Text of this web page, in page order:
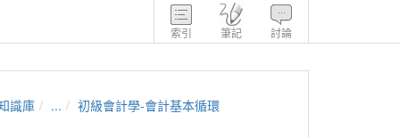
索引 筆記 討論
識庫 ... 初級會計學-會計基本循環